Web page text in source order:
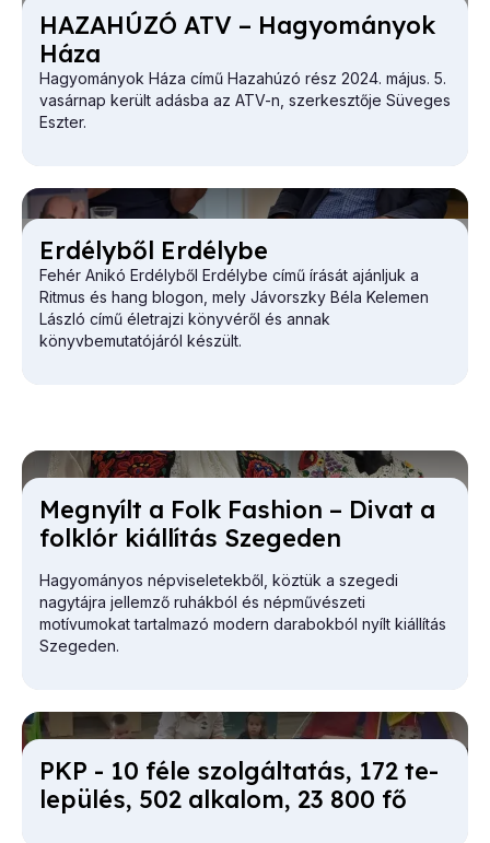
HA­ZA­HÚ­ZÓ ATV – Ha­gyo­má­nyok
Há­za
Hagyományok Háza című Hazahúzó rész 2024. május. 5.
vasárnap került adásba az ATV-n, szerkesztője Süveges
Eszter.
Er­dély­ből Er­dély­be
Fehér Anikó Erdélyből Erdélybe című írását ajánljuk a
Ritmus és hang blogon, mely Jávorszky Béla Kelemen
László című életrajzi könyvéről és annak
könyvbemutatójáról készült.
Meg­nyílt a Folk Fashi­on – Di­vat a
folk­lór ki­ál­lí­tás Sze­ge­den
Hagyományos népviseletekből, köztük a szegedi
nagytájra jellemző ruhákból és népművészeti
motívumokat tartalmazó modern darabokból nyílt kiállítás
Szegeden.
PKP - 10 fé­le szol­gál­ta­tás, 172 te­
le­pü­lés, 502 al­ka­lom, 23 800 fő